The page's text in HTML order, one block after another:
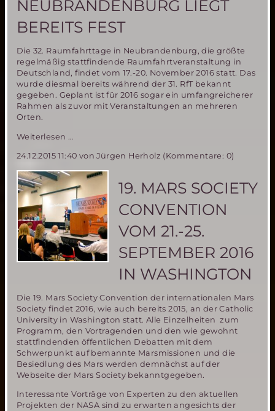
NEUBRANDENBURG LIEGT
BEREITS FEST
Die 32. Raumfahrttage in Neubrandenburg, die größte
regelmäßig stattfindende Raumfahrtveranstaltung in
Deutschland, findet vom 17.-20. November 2016 statt. Das
wurde diesmal bereits während der 31. RfT bekannt
gegeben. Geplant ist für 2016 sogar ein umfangreicherer
Rahmen als zuvor mit Veranstaltungen an mehreren
Orten.
Weiterlesen …
für
die
32.
Raumfahrttage
in
Neubrandenburg
liegt
bereits
fest
24.12.2015 11:40 von Jürgen Herholz (Kommentare: 0)
19. MARS SOCIETY
CONVENTION
VOM 21.-25.
SEPTEMBER 2016
IN WASHINGTON
Die 19. Mars Society Convention der internationalen Mars
Society findet 2016, wie auch bereits 2015, an der Catholic
University in Washington statt. Alle Einzelheiten zum
Programm, den Vortragenden und den wie gewohnt
stattfindenden öffentlichen Debatten mit dem
Schwerpunkt auf bemannte Marsmissionen und die
Besiedlung des Mars werden demnächst auf der
Webseite der Mars Society bekanntgegeben.
Interessante Vorträge von Experten zu den aktuellen
Projekten der NASA sind zu erwarten angesichts der